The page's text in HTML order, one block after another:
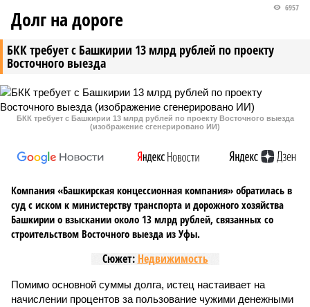
БКК требует с Башкирии 13 млрд рублей по проекту
Восточного выезда
6957
Долг на дороге
БКК требует с Башкирии 13 млрд рублей по проекту Восточного выезда
(изображение сгенерировано ИИ)
Компания «Башкирская концессионная компания» обратилась в
суд с иском к министерству транспорта и дорожного хозяйства
Башкирии о взыскании около 13 млрд рублей, связанных со
строительством Восточного выезда из Уфы.
Сюжет: Недвижимость
Помимо основной суммы долга, истец настаивает на
начислении процентов за пользование чужими денежными